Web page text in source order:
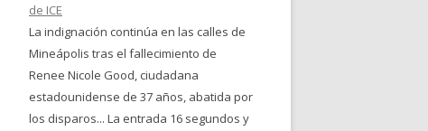
de ICE
La indignación continúa en las calles de
Mineápolis tras el fallecimiento de
Renee Nicole Good, ciudadana
estadounidense de 37 años, abatida por
los disparos... La entrada 16 segundos y